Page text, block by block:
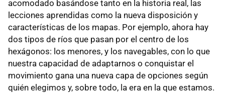
acomodado basándose tanto en la historia real, las
lecciones aprendidas como la nueva disposición y
características de los mapas. Por ejemplo, ahora hay
dos tipos de ríos que pasan por el centro de los
hexágonos: los menores, y los navegables, con lo que
nuestra capacidad de adaptarnos o conquistar el
movimiento gana una nueva capa de opciones según
quién elegimos y, sobre todo, la era en la que estamos.